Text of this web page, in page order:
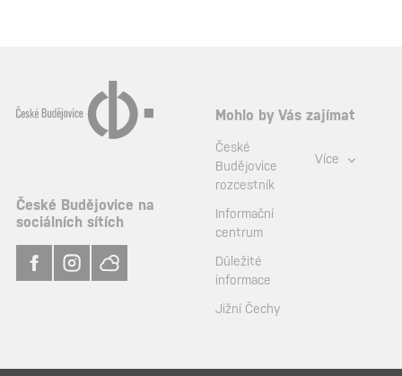
České Budějovice na
sociálních sítích
Mohlo by Vás zajímat
České
Budějovice
rozcestník
Informační
centrum
Důležité
informace
Jižní Čechy
Více